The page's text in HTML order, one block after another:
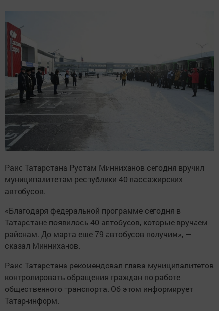
Раис Татарстана Рустам Минниханов сегодня вручил
муниципалитетам республики 40 пассажирских
автобусов.
«Благодаря федеральной программе сегодня в
Татарстане появилось 40 автобусов, которые вручаем
районам. До марта еще 79 автобусов получим», —
сказал Минниханов.
Раис Татарстана рекомендовал глава муниципалитетов
контролировать обращения граждан по работе
общественного транспорта. Об этом информирует
Татар-информ.